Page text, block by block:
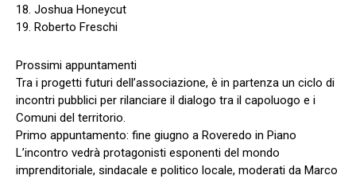
18. Joshua Honeycut
19. Roberto Freschi
Prossimi appuntamenti
Tra i progetti futuri dell’associazione, è in partenza un ciclo di
incontri pubblici per rilanciare il dialogo tra il capoluogo e i
Comuni del territorio.
Primo appuntamento: fine giugno a Roveredo in Piano
L’incontro vedrà protagonisti esponenti del mondo
imprenditoriale, sindacale e politico locale, moderati da Marco